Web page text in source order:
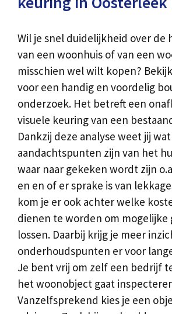
Wil je snel duidelijkheid over de
van een woonhuis of van een
misschien wel wilt kopen?
voor een handig en voordelig
onderzoek. Het betreft een
visuele keuring van een
Dankzij deze analyse weet jij
aandachtspunten zijn van het
waar naar gekeken wordt zijn
en en of er sprake is van
kom je er ook achter welke
dienen te worden om mogelijke
lossen. Daarbij krijg je meer
onderhoudspunten er voor
Je bent vrij om zelf een bedrijf
het woonobject gaat
Vanzelfsprekend kies je een